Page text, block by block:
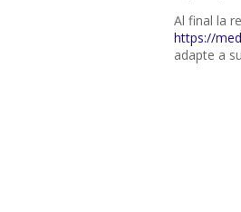
Al final la
https://
adapte a